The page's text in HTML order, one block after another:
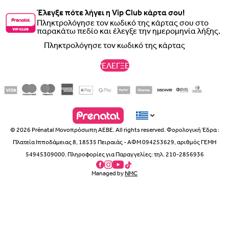
Διαστάσεις
Μήκος 560 mm
Πλάτος 545 mm
Περιλαμβάνει:
Lemo Δίσκος
Lemo Μαξιλάρι Για Ριλάξ
Lemo Μαξιλάρι Που Αγκαλιάζει Το Κεφάλι Στο Ριλάξ
Αντάπτορας για Lemo Ριλάξ
Lemo Προεκτάσεις ποδιών
Έλεγξε πότε λήγει η Vip Club κάρτα σου!
Πληκτρολόγησε τον κωδικό της κάρτας σου στο
παρακάτω πεδίο και έλεγξε την ημερομηνία λήξης.
'ΕΛΕΓΞΕ
© 2026 Prénatal Μονοπρόσωπη ΑΕΒΕ. All rights reserved. Φορολογική Έδρα :
Πλατεία Ιπποδάμειας 8, 18535 Πειραιάς - ΑΦΜ 094253629, αριθμός ΓΕΜΗ
54945309000. Πληροφορίες για Παραγγελίες: τηλ. 210-2856936
Managed byNMC